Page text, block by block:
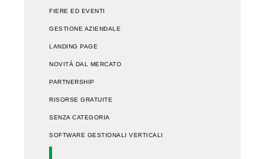
FIERE ED EVENTI
GESTIONE AZIENDALE
LANDING PAGE
NOVITÀ DAL MERCATO
PARTNERSHIP
RISORSE GRATUITE
SENZA CATEGORIA
SOFTWARE GESTIONALI VERTICALI